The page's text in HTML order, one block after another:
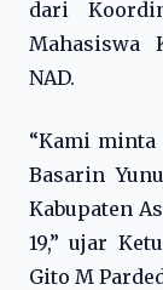
dari
Mahasiswa
NAD.
“Kami minta
Basarin
Kabupaten
19,” ujar
Gito M